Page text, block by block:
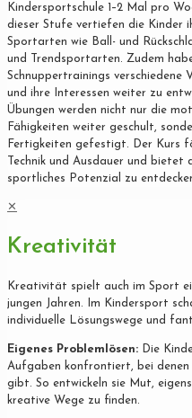
Kindersportschule 1–2 Mal pro
dieser Stufe vertiefen die Kinder
Sportarten wie Ball- und
und Trendsportarten. Zudem
Schnuppertrainings verschiedene
und ihre Interessen weiter zu
Übungen werden nicht nur die
Fähigkeiten weiter geschult,
Fertigkeiten gefestigt. Der Kurs
Technik und Ausdauer und bietet
sportliches Potenzial zu
✕
Kreativität
Kreativität spielt auch im Sport
jungen Jahren. Im Kindersport
individuelle Lösungswege und
Eigenes Problemlösen: Die
Aufgaben konfrontiert, bei denen
gibt. So entwickeln sie Mut,
kreative Wege zu finden.